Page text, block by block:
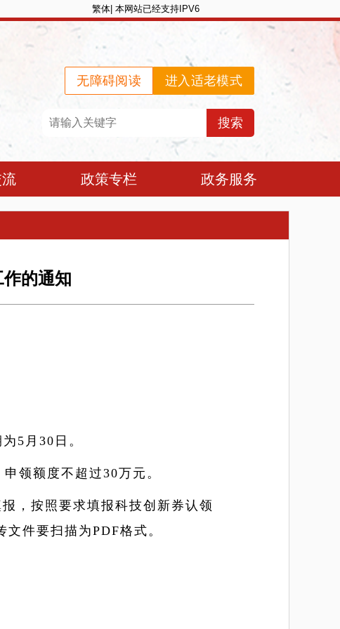
繁体 本网站已经支持IPV6
进入适老模式
无障碍阅读
政策专栏 政务服务
的通知
5月30日。
领额度不超过30万元。
，按照要求填报科技创新券认领
件要扫描为PDF格式。